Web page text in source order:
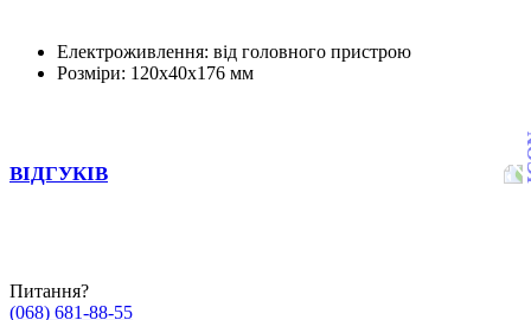
Електроживлення: від головного пристрою
Розміри: 120x40x176 мм
ВІДГУКІВ
Питання?
(068) 681-88-55